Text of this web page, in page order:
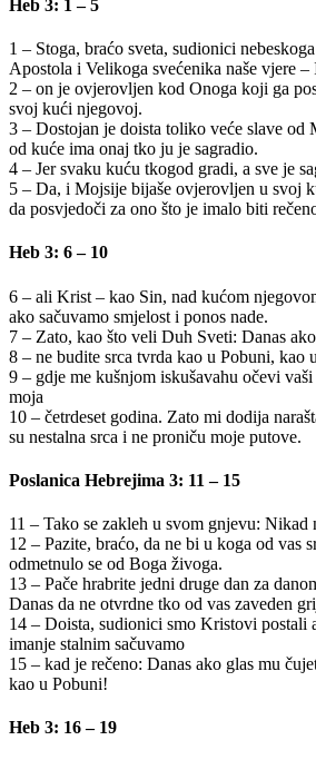
Heb 3: 1 – 5
1 – Stoga, braćo sveta, sudionici
Apostola i Velikoga svećenika naše vjere –
2 – on je ovjerovljen kod Onoga koji ga
svoj kući njegovoj.
3 – Dostojan je doista toliko veće slave od
od kuće ima onaj tko ju je sagradio.
4 – Jer svaku kuću tkogod gradi, a sve je
5 – Da, i Mojsije bijaše ovjerovljen u svoj
da posvjedoči za ono što je imalo biti
Heb 3: 6 – 10
6 – ali Krist – kao Sin, nad kućom
ako sačuvamo smjelost i ponos nade.
7 – Zato, kao što veli Duh Sveti: Danas
8 – ne budite srca tvrda kao u Pobuni, kao
9 – gdje me kušnjom iskušavahu očevi
moja
10 – četrdeset godina. Zato mi dodija
su nestalna srca i ne proniču moje putove.
Poslanica Hebrejima 3: 11 – 15
11 – Tako se zakleh u svom gnjevu: Nikad
12 – Pazite, braćo, da ne bi u koga od vas
odmetnulo se od Boga živoga.
13 – Pače hrabrite jedni druge dan za
Danas da ne otvrdne tko od vas zaveden
14 – Doista, sudionici smo Kristovi postali
imanje stalnim sačuvamo
15 – kad je rečeno: Danas ako glas mu
kao u Pobuni!
Heb 3: 16 – 19